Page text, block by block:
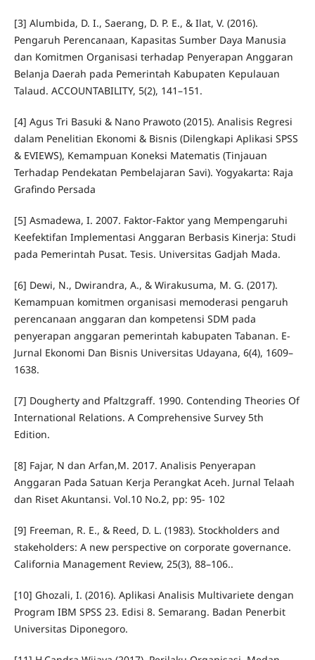
[3] Alumbida, D. I., Saerang, D. P. E., & Ilat, V. (2016).
Pengaruh Perencanaan, Kapasitas Sumber Daya Manusia
dan Komitmen Organisasi terhadap Penyerapan Anggaran
Belanja Daerah pada Pemerintah Kabupaten Kepulauan
Talaud. ACCOUNTABILITY, 5(2), 141–151.
[4] Agus Tri Basuki & Nano Prawoto (2015). Analisis Regresi
dalam Penelitian Ekonomi & Bisnis (Dilengkapi Aplikasi SPSS
& EVIEWS), Kemampuan Koneksi Matematis (Tinjauan
Terhadap Pendekatan Pembelajaran Savi). Yogyakarta: Raja
Grafindo Persada
[5] Asmadewa, I. 2007. Faktor-Faktor yang Mempengaruhi
Keefektifan Implementasi Anggaran Berbasis Kinerja: Studi
pada Pemerintah Pusat. Tesis. Universitas Gadjah Mada.
[6] Dewi, N., Dwirandra, A., & Wirakusuma, M. G. (2017).
Kemampuan komitmen organisasi memoderasi pengaruh
perencanaan anggaran dan kompetensi SDM pada
penyerapan anggaran pemerintah kabupaten Tabanan. E-
Jurnal Ekonomi Dan Bisnis Universitas Udayana, 6(4), 1609–
1638.
[7] Dougherty and Pfaltzgraff. 1990. Contending Theories Of
International Relations. A Comprehensive Survey 5th
Edition.
[8] Fajar, N dan Arfan,M. 2017. Analisis Penyerapan
Anggaran Pada Satuan Kerja Perangkat Aceh. Jurnal Telaah
dan Riset Akuntansi. Vol.10 No.2, pp: 95- 102
[9] Freeman, R. E., & Reed, D. L. (1983). Stockholders and
stakeholders: A new perspective on corporate governance.
California Management Review, 25(3), 88–106..
[10] Ghozali, I. (2016). Aplikasi Analisis Multivariete dengan
Program IBM SPSS 23. Edisi 8. Semarang. Badan Penerbit
Universitas Diponegoro.